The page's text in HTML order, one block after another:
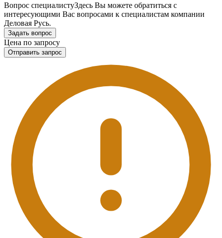
Вопрос специалистуЗдесь Вы можете обратиться с
интересующими Вас вопросами к специалистам компании
Деловая Русь.
Задать вопрос
Цена по запросу
Отправить запрос